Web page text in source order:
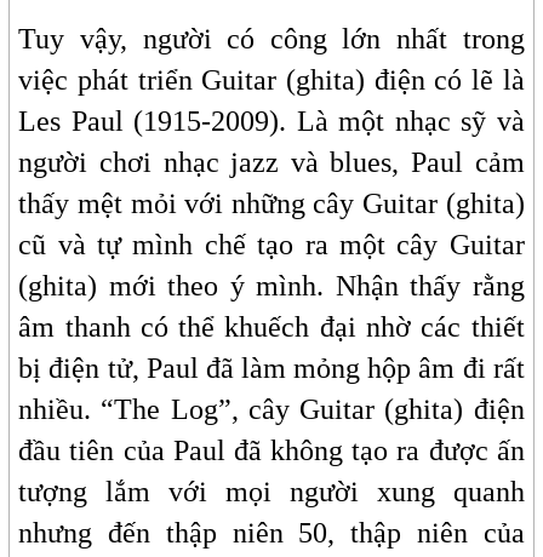
Tuy vậy, người có công lớn nhất trong
việc phát triển Guitar (ghita) điện có lẽ là
Les Paul (1915-2009). Là một nhạc sỹ và
người chơi nhạc jazz và blues, Paul cảm
thấy mệt mỏi với những cây Guitar (ghita)
cũ và tự mình chế tạo ra một cây Guitar
(ghita) mới theo ý mình. Nhận thấy rằng
âm thanh có thể khuếch đại nhờ các thiết
bị điện tử, Paul đã làm mỏng hộp âm đi rất
nhiều. “The Log”, cây Guitar (ghita) điện
đầu tiên của Paul đã không tạo ra được ấn
tượng lắm với mọi người xung quanh
nhưng đến thập niên 50, thập niên của